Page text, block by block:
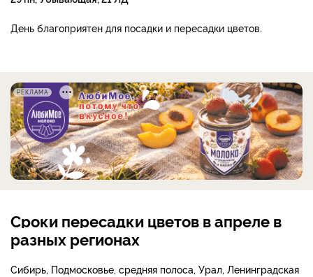
День благоприятен для посадки и пересадки цветов.
РЕКЛАМА
Сроки пересадки цветов в апреле в
разных регионах
Сибирь, Подмосковье, средняя полоса, Урал, Ленинградская